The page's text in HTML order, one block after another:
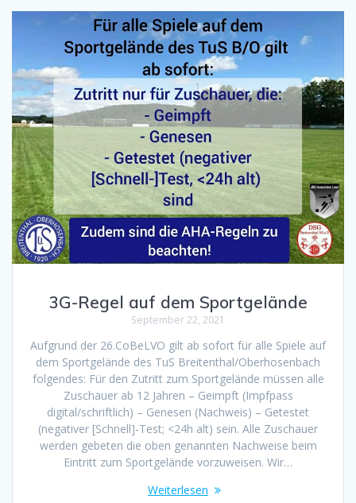
3G-Regel auf dem Sportgelände
September 22, 2021
Aufgrund der 26.CoBeLVO gilt ab sofort für alle Spiele auf
dem Sportgelände des TuS Breitenthal/Oberhosenbach
folgendes: Für den Zutritt zum Sportgelände müssen alle
Zuschauer ab 12 Jahren – Geimpft (Impfpass
digital/schriftlich) – Genesen (Nachweis) – Getestet
(negativer [Schnell]-Test; <24h alt) sein. Alle Zuschauer
werden gebeten die oben genannten Nachweise beim
Eintritt zum Sportgelände vorzuweisen. Wir…
Weiterlesen